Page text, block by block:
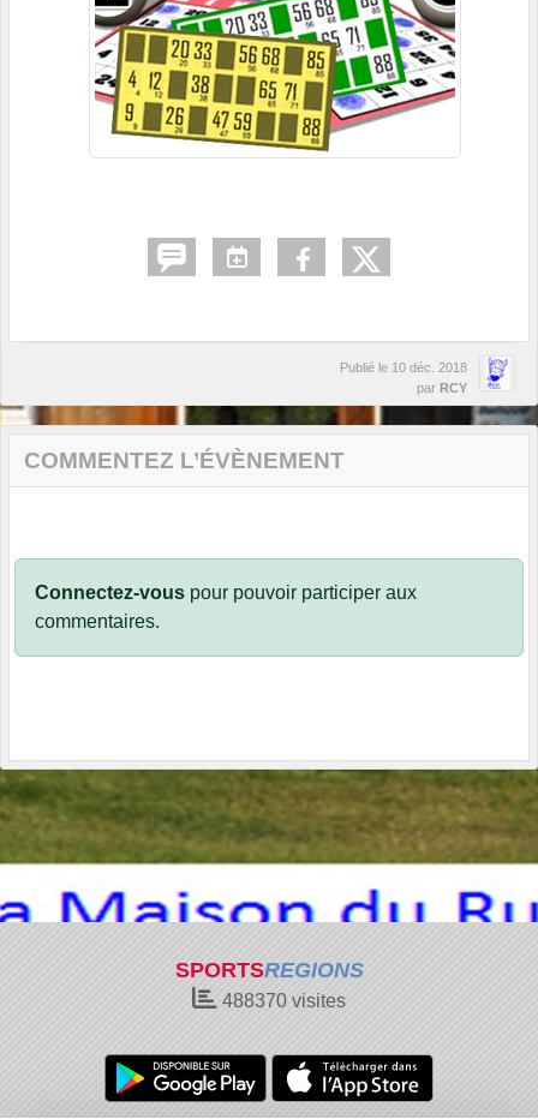
Publié le 10 déc. 2018
par RCY
COMMENTEZ L’ÉVÈNEMENT
Connectez-vous pour pouvoir participer aux
commentaires.
SPORTSREGIONS
488370 visites